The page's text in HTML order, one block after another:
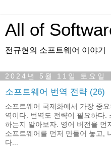
All of
전규현의 소프트웨어 이야기
2024년 5월 11일 토요일
소프트웨어 번역 전략 (26)
소프트웨어 국제화에서 가장 중
역이다. 번역도 전략이 필요하다.
하는지 알아보자. 영어 버전을 먼
소프트웨어를 먼저 만들어 놓고,
다...